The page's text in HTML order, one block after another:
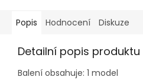
Popis Hodnocení Diskuze
Detailní popis produktu
Balení obsahuje: 1 model